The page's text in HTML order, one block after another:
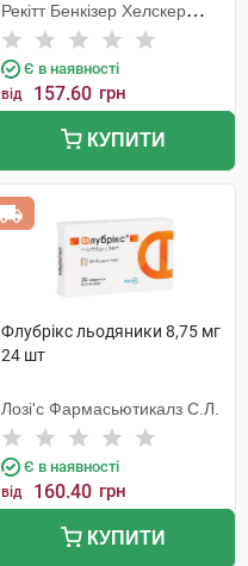
Рекітт Бенкізер Хелскер
Інтернешнл
Є в наявності
від 157.60 грн
КУПИТИ
Флубрікс льодяники 8,75 мг
24 шт
Лозі'с Фармасьютикалз С.Л.
Є в наявності
від 160.40 грн
КУПИТИ